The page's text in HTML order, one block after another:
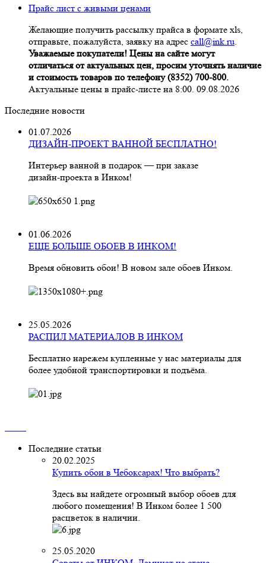
Прайс лист с живыми ценами
Желающие получить рассылку прайса в формате xls,
отправьте, пожалуйста, заявку на адрес call@ink.ru.
Уважаемые покупатели! Цены на сайте могут
отличаться от актуальных цен, просим уточнять наличие
и стоимость товаров по телефону (8352) 700-800.
Актуальные цены в прайс-листе на 8:00. 09.08.2026
Последние новости
01.07.2026
ДИЗАЙН-ПРОЕКТ ВАННОЙ БЕСПЛАТНО!
Интерьер ванной в подарок — при заказе
дизайн‑проекта в Инком!
01.06.2026
ЕЩЕ БОЛЬШЕ ОБОЕВ В ИНКОМ!
Время обновить обои! В новом зале обоев Инком.
25.05.2026
РАСПИЛ МАТЕРИАЛОВ В ИНКОМ
Бесплатно нарежем купленные у нас материалы для
более удобной транспортировки и подъёма.
Последние статьи
20.02.2025
Купить обои в Чебоксарах! Что выбрать?
Здесь вы найдете огромный выбор обоев для
любого помещения! В Инком более 1 500
расцветок в наличии.
25.05.2020